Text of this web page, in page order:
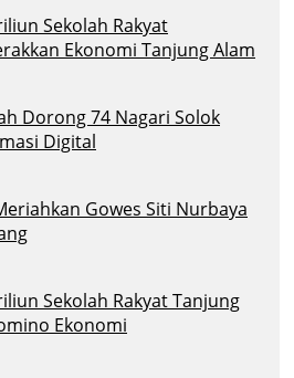
Sekolah Rakyat
Ekonomi Tanjung Alam
Dorong 74 Nagari Solok
Digital
Gowes Siti Nurbaya
Sekolah Rakyat Tanjung
Ekonomi